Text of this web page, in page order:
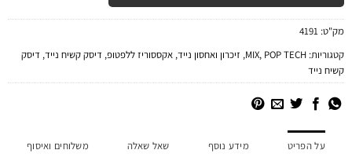
מק"ט:4191
קטגוריות:
MIX ,POP TECH
,זיכרון ואחסון נייד,אקססוריז ללפטופ,דיסק קשיח נייד,דיסק
קשיח נייד
על הפריט מידע נוסף שאל שאלה משלוחים ואיסוף